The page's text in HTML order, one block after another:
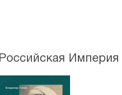
Российская Империя